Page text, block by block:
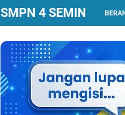
SMPN 4 SEMIN